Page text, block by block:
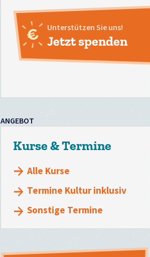
Unterstützen Sie uns!
Jetzt spenden
ANGEBOT
Kurse & Termine
Alle Kurse
Termine Kultur inklusiv
Sonstige Termine